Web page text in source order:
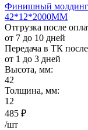
Финишный молдинг
42*12*2000ММ
Отгрузка после
от 7 до 10 дней
Передача в ТК
от 1 до 3 дней
Высота, мм:
42
Толщина, мм:
12
485 ₽
/шт